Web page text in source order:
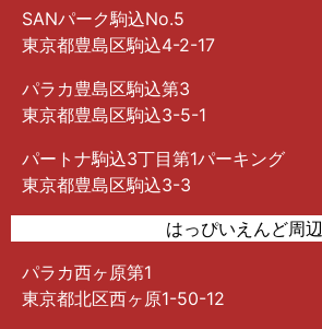
SANパーク駒込No.5
東京都豊島区駒込4-2-17
パラカ豊島区駒込第3
東京都豊島区駒込3-5-1
パートナ駒込3丁目第1パーキング
東京都豊島区駒込3-3
はっぴいえんど周辺
パラカ西ヶ原第1
東京都北区西ヶ原1-50-12